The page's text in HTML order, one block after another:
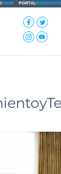
UNAP PORTALEGRESADOS